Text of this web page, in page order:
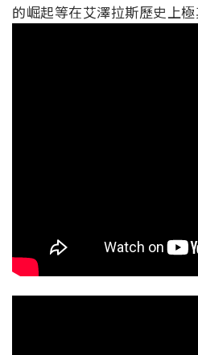
的崛起等在艾澤拉斯歷史上